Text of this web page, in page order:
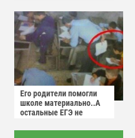
Его родители помогли
школе материально..А
остальные ЕГЭ не